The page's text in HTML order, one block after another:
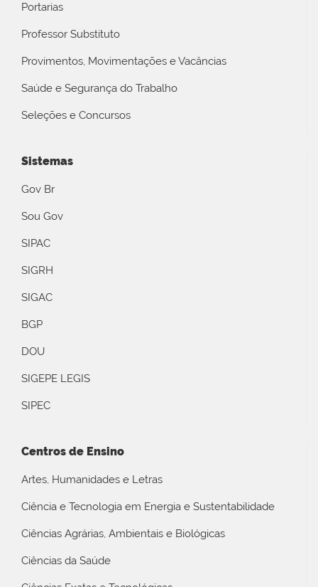
Portarias
Professor Substituto
Provimentos, Movimentações e Vacâncias
Saúde e Segurança do Trabalho
Seleções e Concursos
Sistemas
Gov Br
Sou Gov
SIPAC
SIGRH
SIGAC
BGP
DOU
SIGEPE LEGIS
SIPEC
Centros de Ensino
Artes, Humanidades e Letras
Ciência e Tecnologia em Energia e Sustentabilidade
Ciências Agrárias, Ambientais e Biológicas
Ciências da Saúde